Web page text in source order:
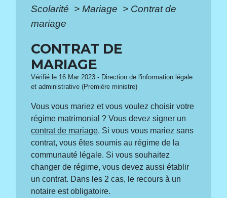
Scolarité > Mariage > Contrat de
mariage
CONTRAT DE
MARIAGE
Vérifié le 16 Mar 2023 - Direction de l'information légale
et administrative (Première ministre)
Vous vous mariez et vous voulez choisir votre
régime matrimonial ? Vous devez signer un
contrat de mariage. Si vous vous mariez sans
contrat, vous êtes soumis au régime de la
communauté légale. Si vous souhaitez
changer de régime, vous devez aussi établir
un contrat. Dans les 2 cas, le recours à un
notaire est obligatoire.